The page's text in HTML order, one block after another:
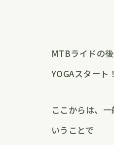
MTBライドの
YOGAスタート！
ここからは、
いうことで